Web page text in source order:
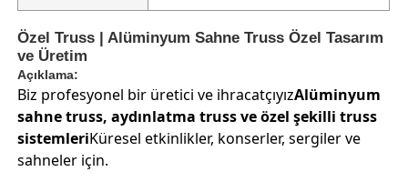
Özel Truss | Alüminyum Sahne Truss Özel Tasarım
ve Üretim
Açıklama:
Biz profesyonel bir üretici ve ihracatçıyızAlüminyum
sahne truss, aydınlatma truss ve özel şekilli truss
sistemleriKüresel etkinlikler, konserler, sergiler ve
sahneler için.